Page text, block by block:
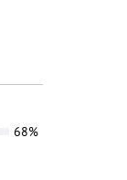
68%